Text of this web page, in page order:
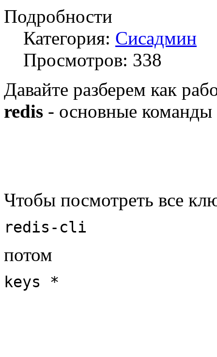
Подробности
Категория: Сисадмин
Просмотров: 338
Давайте разберем как
redis - основные команды
Чтобы посмотреть все
redis-cli
потом
keys *